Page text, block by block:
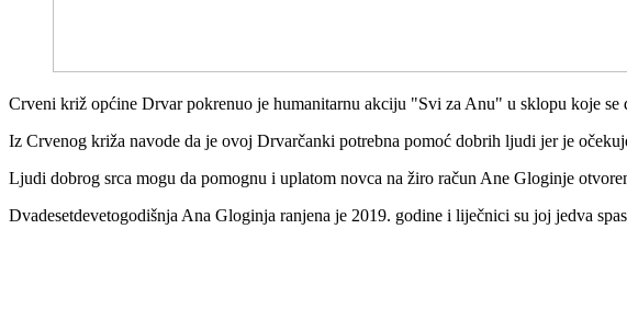
Crveni križ općine Drvar pokrenuo je humanitarnu akciju "Svi za Anu" u sklopu koje
Iz Crvenog križa navode da je ovoj Drvarčanki potrebna pomoć dobrih ljudi jer je
Ljudi dobrog srca mogu da pomognu i uplatom novca na žiro račun Ane Gloginje
Dvadesetdevetogodišnja Ana Gloginja ranjena je 2019. godine i liječnici su joj jedva